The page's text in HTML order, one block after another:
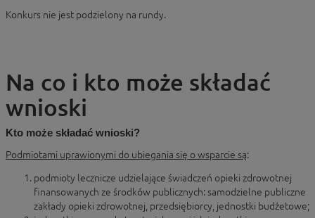
Konkurs nie jest podzielony na rundy.
Na co i kto może składać
wnioski
Kto może składać wnioski?
Podmiotami uprawionymi do ubiegania się o wsparcie są:
podmioty lecznicze udzielające świadczeń opieki zdrowotnej
finansowanych ze środków publicznych: samodzielne publiczne
zakłady opieki zdrowotnej, przedsiębiorcy, jednostki budżetowe;